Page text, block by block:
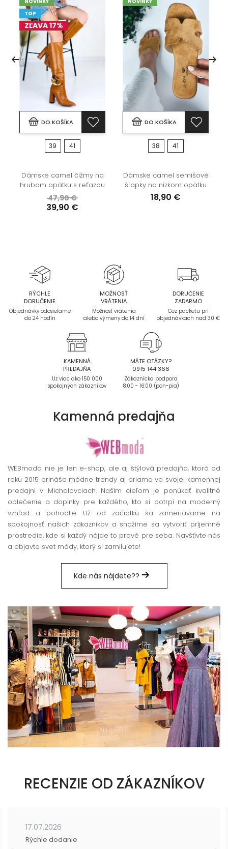
TOP
ZĽAVA 17%
DO KOŠÍKA
39 41
Dámske camel čižmy na
hrubom opätku s reťazou
47,90 €
39,90 €
DO KOŠÍKA
38 41
Dámske camel semišové
šľapky na nízkom opätku
18,90 €
RÝCHLE
DORUČENIE
Objednávky odosielame
do 24 hodín
MOŽNOSŤ
VRÁTENIA
Možnosť vrátenia
alebo výmeny do 14 dní
DORUČENIE
ZADARMO
Cez packetu pri
objednávkach nad 30 €
KAMENNÁ
PREDAJŇA
Už viac ako 150 000
spokojných zákazníkov
MÁTE OTÁZKY?
0915 144 366
Zákaznícka podpora
8:00 - 16:00 (pon-pia)
Kamenná predajňa
WEBmoda nie je len e-shop, ale aj štýlová predajňa, ktorá od
roku 2015 prináša módne trendy aj priamo vo svojej kamennej
predajni v Michalovciach. Naším cieľom je ponúkať kvalitné
oblečenie a doplnky pre každého, kto si potrpí na moderný
vzhľad a pohodlie. Už od začiatku sa zameriavame na
spokojnosť našich zákazníkov a snažíme sa vytvoriť príjemné
prostredie, kde si každý nájde to pravé pre seba. Navštívte nás
a objavte svet módy, ktorý si zamilujete!
Kde nás nájdete??
RECENZIE OD ZÁKAZNÍKOV
17.07.2026
Rýchle dodanie